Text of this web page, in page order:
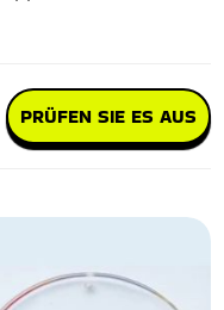
PRÜFEN SIE ES AUS